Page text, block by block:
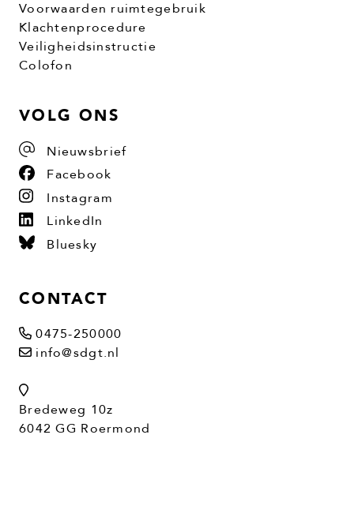
Voorwaarden ruimtegebruik
Klachtenprocedure
Veiligheidsinstructie
Colofon
VOLG ONS
Nieuwsbrief
Facebook
Instagram
LinkedIn
Bluesky
CONTACT
0475-250000
info@sdgt.nl
Bredeweg 10z
6042 GG Roermond